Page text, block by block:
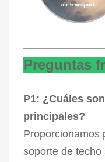
Preguntas
P1: ¿Cuáles
principales?
Proporcionamos
soporte de techo